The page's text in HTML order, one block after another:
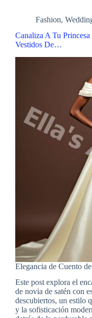
Fashion,
Canaliza A Tu
Vestidos De…
Elegancia de Cuento
Este post explora el
de novia de satén con
descubiertos, un estilo
y la sofisticación